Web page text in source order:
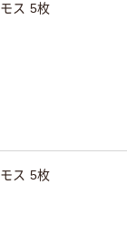
モス 5枚
モス 5枚